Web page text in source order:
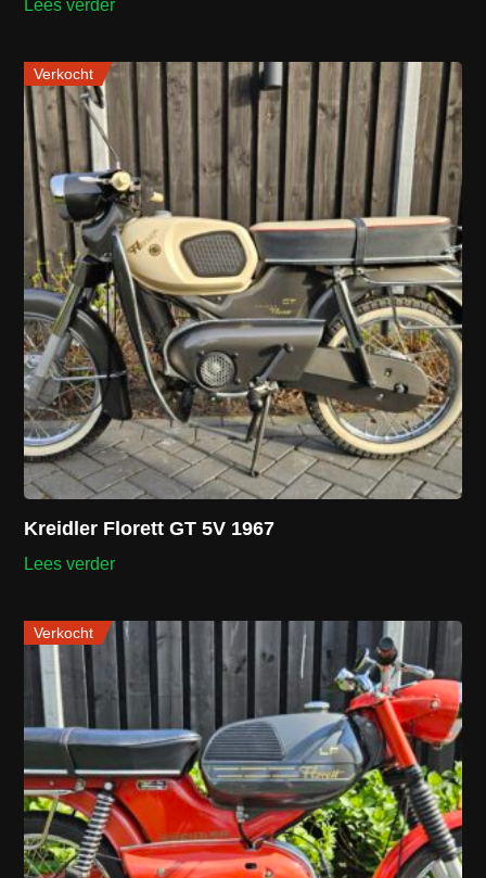
Lees verder
Verkocht
Kreidler Florett GT 5V 1967
Lees verder
Verkocht